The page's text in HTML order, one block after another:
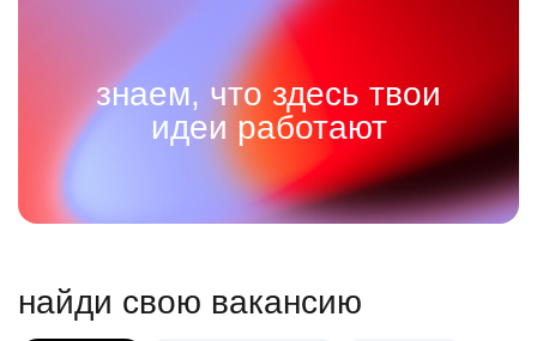
знаем, что здесь твои
идеи работают
найди свою вакансию